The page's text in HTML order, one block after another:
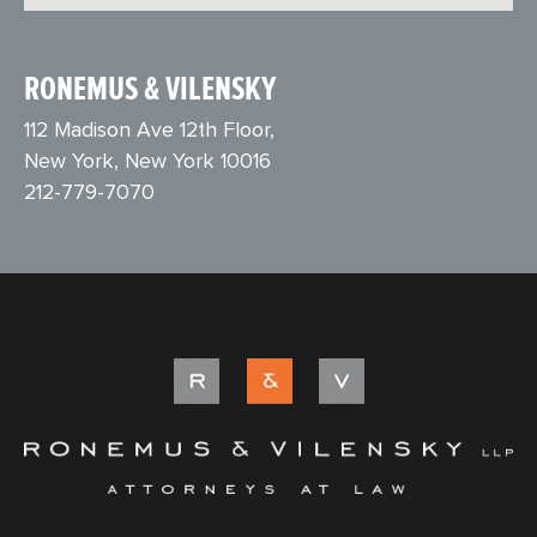
RONEMUS & VILENSKY
112 Madison Ave 12th Floor,
New York, New York 10016
212-779-7070